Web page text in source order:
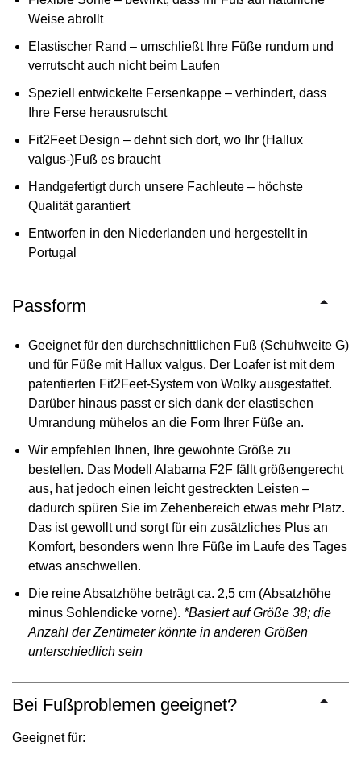
Weise abrollt
Elastischer Rand – umschließt Ihre Füße rundum und
verrutscht auch nicht beim Laufen
Speziell entwickelte Fersenkappe – verhindert, dass
Ihre Ferse herausrutscht
Fit2Feet Design – dehnt sich dort, wo Ihr (Hallux
valgus-)Fuß es braucht
Handgefertigt durch unsere Fachleute – höchste
Qualität garantiert
Entworfen in den Niederlanden und hergestellt in
Portugal
Passform
Geeignet für den durchschnittlichen Fuß (Schuhweite G)
und für Füße mit Hallux valgus. Der Loafer ist mit dem
patentierten Fit2Feet-System von Wolky ausgestattet.
Darüber hinaus passt er sich dank der elastischen
Umrandung mühelos an die Form Ihrer Füße an.
Wir empfehlen Ihnen, Ihre gewohnte Größe zu
bestellen. Das Modell Alabama F2F fällt größengerecht
aus, hat jedoch einen leicht gestreckten Leisten –
dadurch spüren Sie im Zehenbereich etwas mehr Platz.
Das ist gewollt und sorgt für ein zusätzliches Plus an
Komfort, besonders wenn Ihre Füße im Laufe des Tages
etwas anschwellen.
Die reine Absatzhöhe beträgt ca. 2,5 cm (Absatzhöhe
minus Sohlendicke vorne). *Basiert auf Größe 38; die
Anzahl der Zentimeter könnte in anderen Größen
unterschiedlich sein
Bei Fußproblemen geeignet?
Geeignet für: